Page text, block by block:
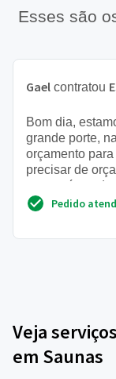
Esses são
Gael contratou
Bom dia,
grande porte,
orçamento
precisar de
que está sendo
Pedido
Veja
em Saunas